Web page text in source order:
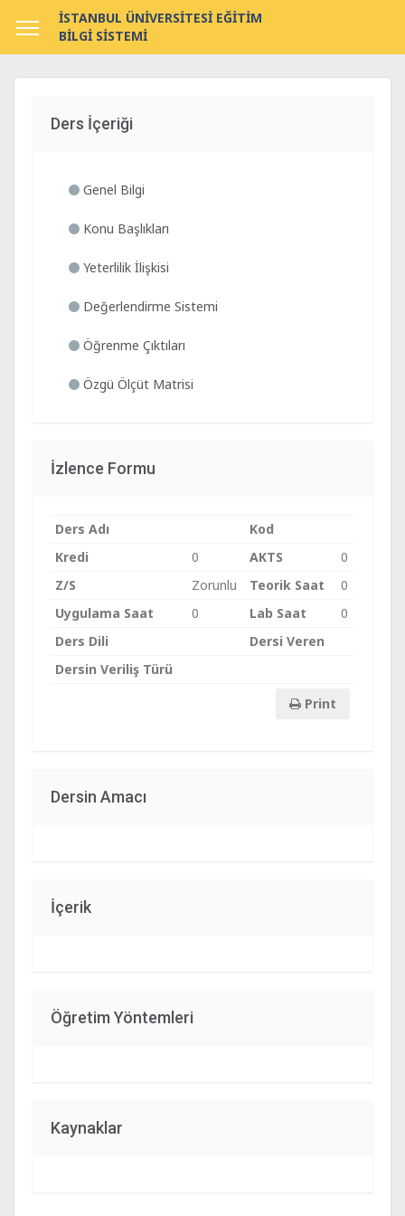
İSTANBUL ÜNİVERSİTESİ EĞİTİM
BİLGİ SİSTEMİ
Ders İçeriği
Genel Bilgi
Konu Başlıkları
Yeterlilik İlişkisi
Değerlendirme Sistemi
Öğrenme Çıktıları
Özgü Ölçüt Matrisi
İzlence Formu
Ders Adı
Kod
Kredi
0 AKTS
0
Z/S
Zorunlu Teorik Saat
0
Uygulama Saat
0 Lab Saat
0
Ders Dili
Dersi Veren
Dersin Veriliş Türü
Print
Dersin Amacı
İçerik
Öğretim Yöntemleri
Kaynaklar